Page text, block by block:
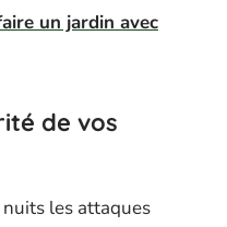
un jardin avec
de vos
les attaques